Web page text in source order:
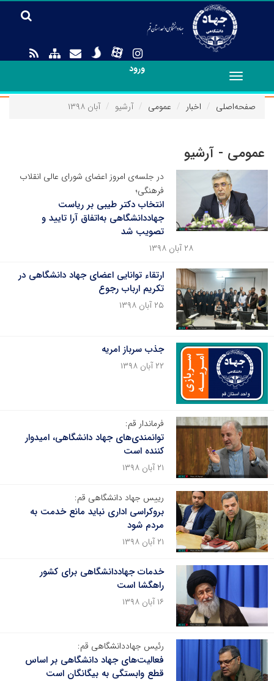
ورود
Toggle
navigation
صفحه‌اصلی
اخبار عمومی آرشیو آبان ۱۳۹۸
عمومی - آرشیو
در جلسه‌ی امروز اعضای شورای عالی انقلاب
فرهنگی؛
انتخاب دکتر طیبی بر ریاست
جهاددانشگاهی به‌اتفاق آرا تایید و
تصویب شد
۲۸ آبان ۱۳۹۸
ارتقاء توانایی اعضای جهاد دانشگاهی در
تکریم ارباب رجوع
۲۵ آبان ۱۳۹۸
جذب سرباز امریه
۲۲ آبان ۱۳۹۸
فرماندار قم:
توانمندی‌های جهاد دانشگاهی، امیدوار
کننده است
۲۱ آبان ۱۳۹۸
رییس جهاد دانشگاهی قم:
بروکراسی اداری نباید مانع خدمت به
مردم شود
۲۱ آبان ۱۳۹۸
خدمات جهاددانشگاهی برای کشور
راهگشا است
۱۶ آبان ۱۳۹۸
رئیس جهاددانشگاهی قم:
فعالیت‌های جهاد دانشگاهی بر اساس
قطع وابستگی به بیگانگان است